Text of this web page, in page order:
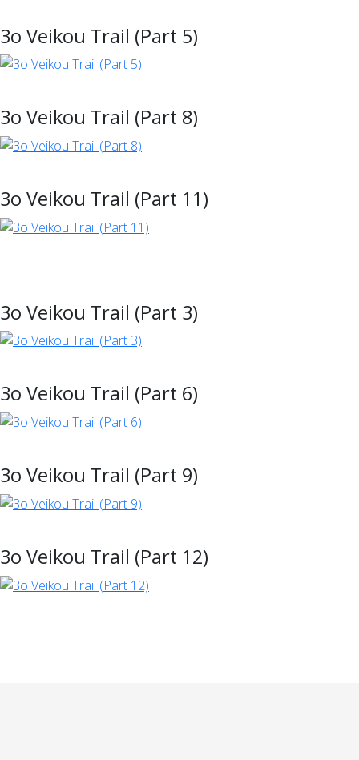
3ο Veikou Trail (Part 5)
3ο Veikou Trail (Part 8)
3ο Veikou Trail (Part 11)
3ο Veikou Trail (Part 3)
3ο Veikou Trail (Part 6)
3ο Veikou Trail (Part 9)
3ο Veikou Trail (Part 12)